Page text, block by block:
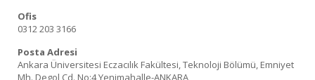
Ofis
0312 203 3166
Posta Adresi
Ankara Üniversitesi Eczacılık Fakültesi, Teknoloji Bölümü, Emniyet
Mh. Degol Cd. No:4 Yenimahalle-ANKARA